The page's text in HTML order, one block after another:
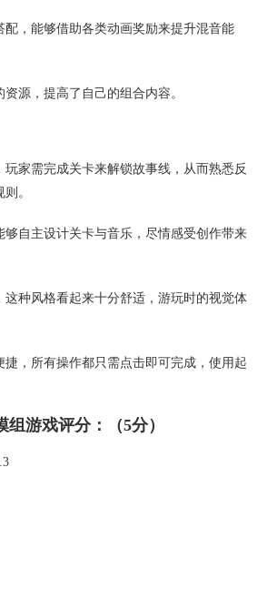
配，能够借助各类动画奖励来提升混音能
源，提高了自己的组合内容。
家需完成关卡来解锁故事线，从而熟悉反
。
够自主设计关卡与音乐，尽情感受创作带来
这种风格看起来十分舒适，游玩时的视觉体
捷，所有操作都只需点击即可完成，使用起
游戏评分：（5分）